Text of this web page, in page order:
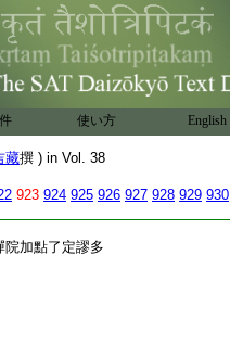
使い方 English
藏撰 ) in Vol. 38
923 924 925 926 927 928 929 930
同目女。但欲分道俗
佛與無量之衆恭敬
明衆集。此第二序
譬合。問。何故明佛
心相鑒。淨名託疾方
集衆。然後始得遣
法耶。答。相傳云説普集
。第二譬説歎佛
明山。出水三百三
處衆寶師子之座蔽
院加點了定謬多